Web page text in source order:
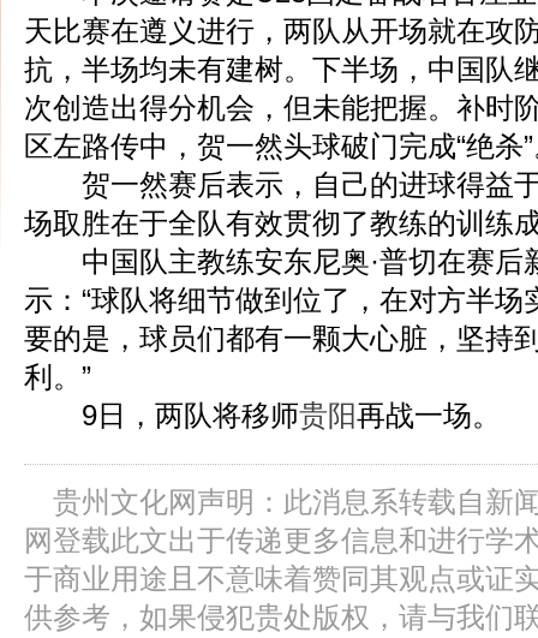
天比赛在遵义进行，两队从开场就在攻
抗，半场均未有建树。下半场，中国队
次创造出得分机会，但未能把握。补时
区左路传中，贺一然头球破门完成“绝杀
贺一然赛后表示，自己的进球得益
场取胜在于全队有效贯彻了教练的训练
中国队主教练安东尼奥·普切在赛后
示：“球队将细节做到位了，在对方半
要的是，球员们都有一颗大心脏，坚持
利。”
9日，两队将移师贵阳再战一场。
贵州文化网声明：此消息系转载自新
网登载此文出于传递更多信息和进行学
于商业用途且不意味着赞同其观点或证
供参考，如果侵犯贵处版权，请与我们